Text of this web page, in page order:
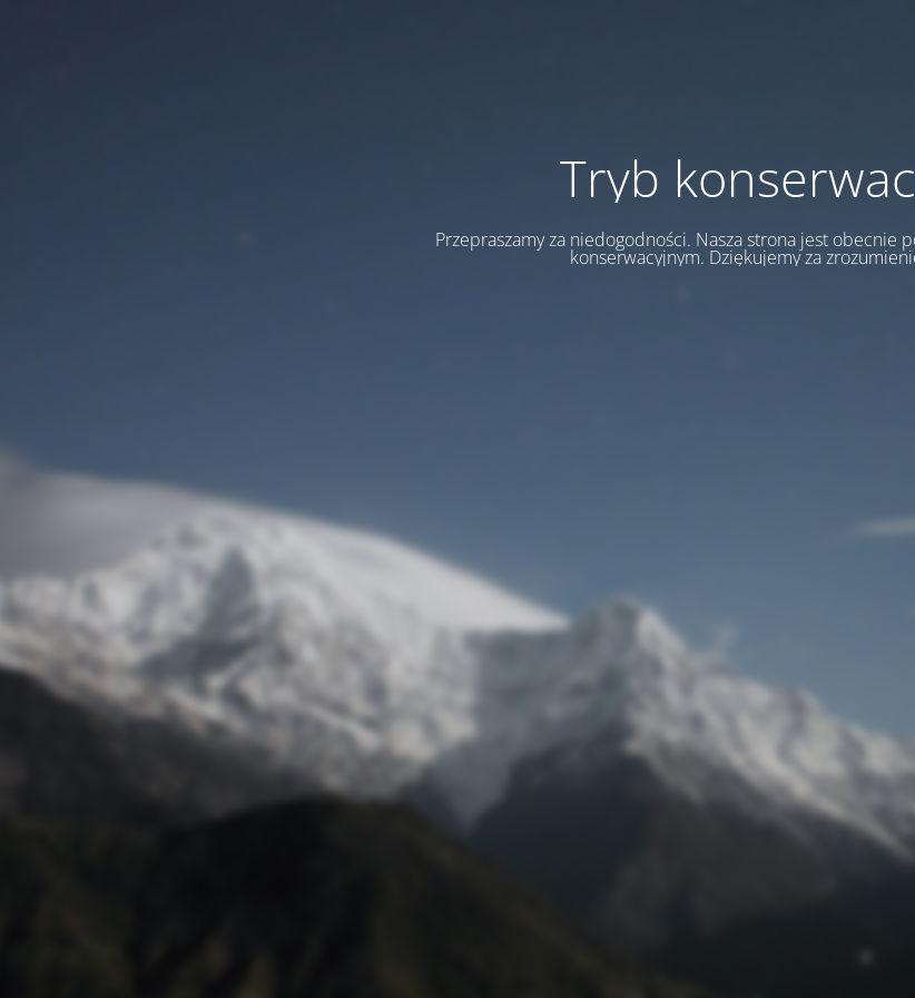
Tryb
Przepraszamy za niedogodności. Nasza strona jest obecnie
konserwacyjnym. Dziękujemy za